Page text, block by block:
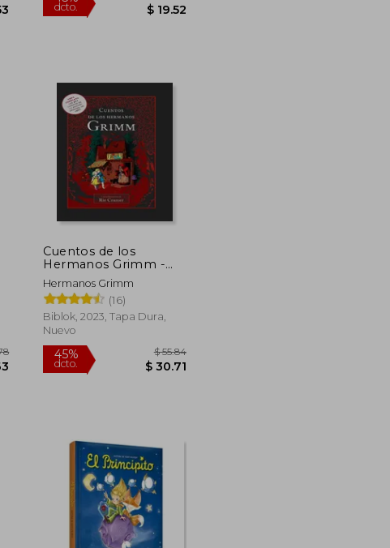
$ 35.51
$ 19.53
45%
dcto.
Cuentos de los
Hermanos Grimm -
Cuentos Completos
Hermanos Grimm
(16)
Biblok, 2023, Tapa Dura,
Nuevo
45%
dcto.